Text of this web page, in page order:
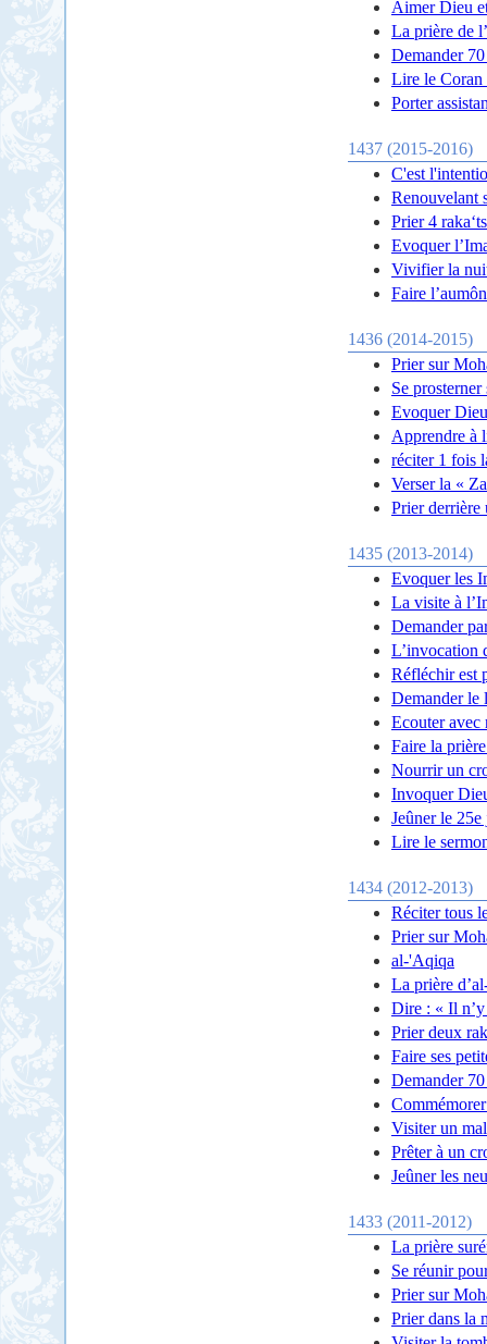
Aimer Dieu
La prière de
Demander
Lire le Coran
Porter
1437 (2015-2016)
C'est
Renouvelant
Prier 4
Evoquer
Vivifier la
Faire
1436 (2014-2015)
Prier sur
Se
Evoquer
Apprendre à
réciter 1 fois
Verser la «
Prier derrière
1435 (2013-2014)
Evoquer les
La visite à
Demander
L’invocation
Réfléchir est
Demander le
Ecouter avec
Faire la
Nourrir un
Invoquer
Jeûner le
Lire le
1434 (2012-2013)
Réciter tous
Prier sur
al-'Aqiqa
La prière
Dire : « Il n’y
Prier deux
Faire ses
Demander
Visiter un
Prêter à un
Jeûner les
1433 (2011-2012)
La prière
Se réunir
Prier sur
Prier dans la